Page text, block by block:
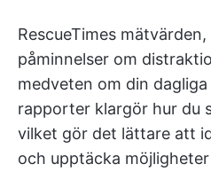
RescueTimes
påminnelser om
medveten om din
rapporter klargör hur du
vilket gör det lättare att
och upptäcka